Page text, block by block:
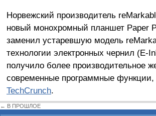
Норвежский производитель
новый монохромный планшет Paper
заменил устаревшую модель
технологии электронных чернил (E-
получило более производительное
современные программные
TechCrunch.
← В ПРОШЛОЕ